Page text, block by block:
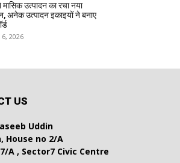
उत्पादन का रचा नया
अनेक उत्पादन इकाइयों ने बनाए
2026
US
Uddin
House no 2/A
A , Sector7 Civic Centre